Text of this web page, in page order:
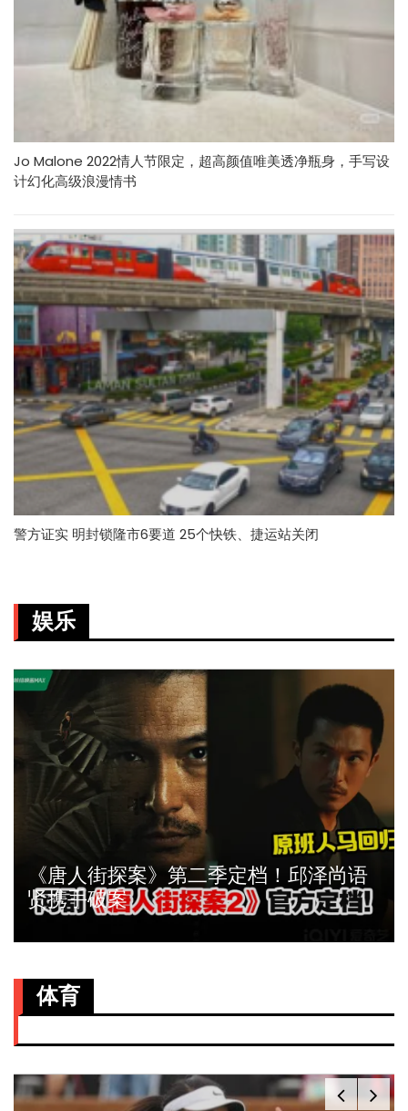
Jo Malone 2022情人节限定，超高颜值唯美透净瓶身，手写设
计幻化高级浪漫情书
警方证实 明封锁隆市6要道 25个快铁、捷运站关闭
娱乐
《唐人街探案》第二季定档！邱泽尚语
贤携手破案
体育